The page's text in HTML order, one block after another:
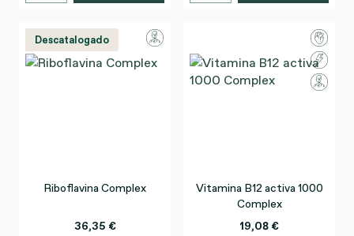
Descatalogado
Riboflavina Complex
36,35 €
Vitamina B12 activa 1000
Complex
19,08 €